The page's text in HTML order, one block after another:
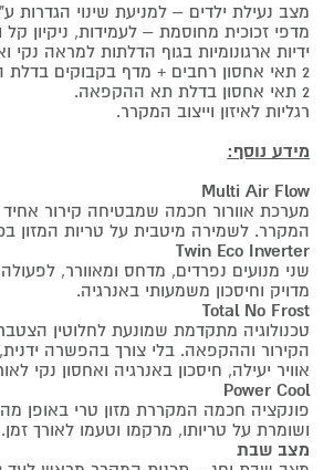
מצב נעילת ילדים – למניעת שינוי הגדרות
מדפי זכוכית מחוסמת – לעמידות, ניקיון
ידיות ארגונומיות בגוף הדלתות למראה נקי
2 תאי אחסון רחבים + מדף בקבוקים בדלת המקרר.
2 תאי אחסון בדלת תא ההקפאה.
רגליות לאיזון וייצוב המקרר.
מידע נוסף:
Multi Air Flow
מערכת אוורור חכמה שמבטיחה קירור
המקרר. לשמירה מיטבית על טריות המזון
Twin Eco Inverter
שני מנועים נפרדים, מדחס ומאוורר,
מדויק וחיסכון משמעותי באנרגיה.
Total No Frost
טכנולוגיה מתקדמת שמונעת לחלוטין
הקירור וההקפאה. בלי צורך בהפשרה
אוויר יעילה, חיסכון באנרגיה ואחסון נקי
Power Cool
פונקציה חכמה המקררת מזון טרי באופן
ושומרת על טריותו, מרקמו וטעמו לאורך זמן.
מצב שבת